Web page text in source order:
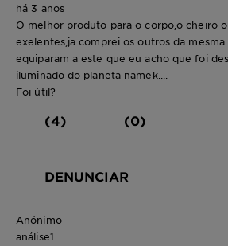
há 3 anos
O melhor produto para o corpo,o cheiro
exelentes,ja comprei os outros da mesma
equiparam a este que eu acho que foi
iluminado do planeta namek....
Foi útil?
(4) (0)
DENUNCIAR
Anónimo
análise1